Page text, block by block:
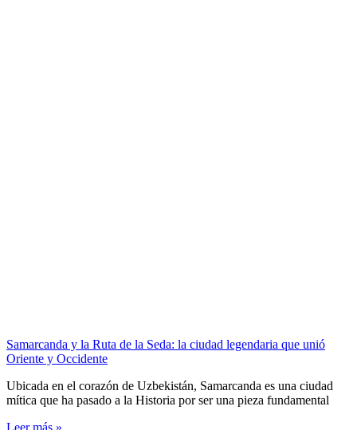
Samarcanda y la Ruta de la Seda: la ciudad legendaria que unió
Oriente y Occidente
Ubicada en el corazón de Uzbekistán, Samarcanda es una ciudad
mítica que ha pasado a la Historia por ser una pieza fundamental